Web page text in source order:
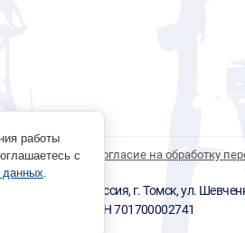
данных Согласие на обработку
Плюс» Россия, г. Томск, ул.
Д.Н. ИНН 701700002741
работы
с
данных.